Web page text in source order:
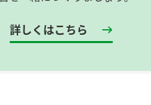
詳しくはこちら